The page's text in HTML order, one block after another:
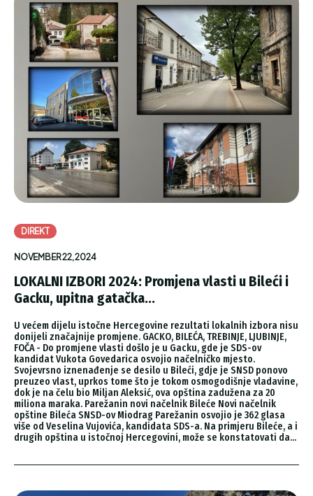
DIREKT
NOVEMBER 22, 2024
LOKALNI IZBORI 2024: Promjena vlasti u Bileći i
Gacku, upitna gatačka...
U većem dijelu istočne Hercegovine rezultati lokalnih izbora nisu
donijeli značajnije promjene. GACKO, BILEĆA, TREBINJE, LJUBINJE,
FOČA - Do promjene vlasti došlo je u Gacku, gde je SDS-ov
kandidat Vukota Govedarica osvojio načelničko mjesto.
Svojevrsno iznenađenje se desilo u Bileći, gdje je SNSD ponovo
preuzeo vlast, uprkos tome što je tokom osmogodišnje vladavine,
dok je na čelu bio Miljan Aleksić, ova opština zadužena za 20
miliona maraka. Parežanin novi načelnik Bileće Novi načelnik
opštine Bileća SNSD-ov Miodrag Parežanin osvojio je 362 glasa
više od Veselina Vujovića, kandidata SDS-a. Na primjeru Bileće, a i
drugih opština u istočnoj Hercegovini, može se konstatovati da...